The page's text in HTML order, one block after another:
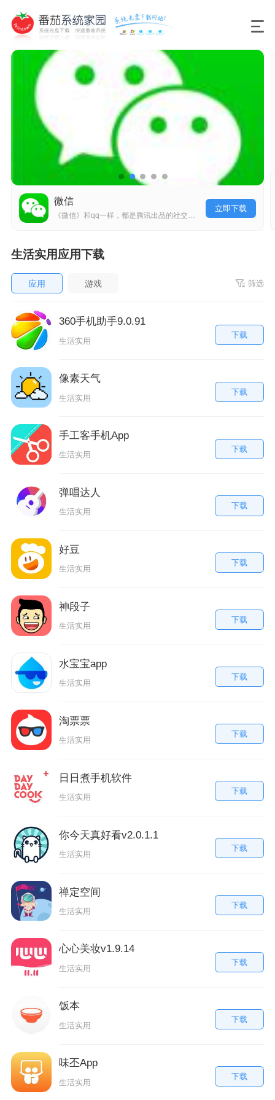
微信
《微信》和qq一样，都是腾讯出品的社交软件，现在已经是大家沟通的必备软件了。微信的主要功能就是文字聊天、语音聊天、视频聊天，另外还有朋友圈等，现在还出了小程序，功能已经非常强大了，很多生活中能用到的功能都实现了。
立即下载
生活实用应用下载
应用 游戏 筛选
360手机助手9.0.91
生活实用
下载
像素天气
生活实用
下载
手工客手机App
生活实用
下载
弹唱达人
生活实用
下载
好豆
生活实用
下载
神段子
生活实用
下载
水宝宝app
生活实用
下载
淘票票
生活实用
下载
日日煮手机软件
生活实用
下载
你今天真好看v2.0.1.1
生活实用
下载
禅定空间
生活实用
下载
心心美妆v1.9.14
生活实用
下载
饭本
生活实用
下载
味丕App
生活实用
下载